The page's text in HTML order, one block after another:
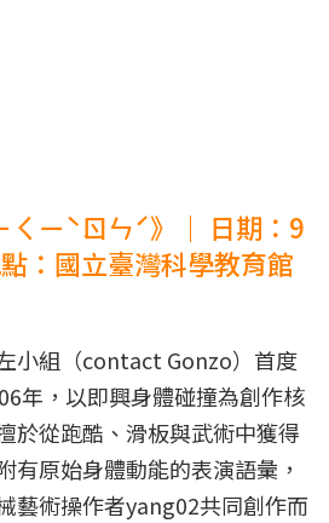
ㄧˋㄖㄣˊ》｜ 日期：9
：國立臺灣科學教育館
小組（contact Gonzo）首度
年，以即興身體碰撞為創作核
於從跑酷、滑板與武術中獲得
有原始身體動能的表演語彙，
藝術操作者yang02共同創作而